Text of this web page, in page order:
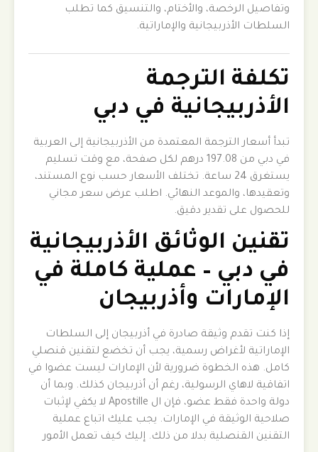
وتفاصيل الرخصة، والأختام، والتنسيق كما تطلب
السلطات الأذربيجانية والإماراتية.
تكلفة الترجمة
الأذربيجانية في دبي
تبدأ أسعار الترجمة المعتمدة من الأذربيجانية إلى العربية
في دبي من 197.08 درهم لكل صفحة، مع وقت تسليم
يستغرق 24 ساعة. تختلف الأسعار حسب نوع المستند،
وتعقيدها، والموعد النهائي. اطلب عرض سعر مجاني
للحصول على تقدير دقيق.
تقنين الوثائق الأذربيجانية
في دبي – عملية كاملة في
الإمارات وأذربيجان
إذا كنت تقدم وثيقة صادرة في أذربيجان إلى السلطات
الإماراتية لأغراض رسمية، يجب أن تخضع لتقنين قنصلي
كامل. هذه الخطوة ضرورية لأن الإمارات ليست عضوا في
اتفاقية لاهاي الرسولية، رغم أن أذربيجان كذلك. وبما أن
دولة واحدة فقط عضو، فإن ال Apostille لا يكفي لإثبات
صلاحية الوثيقة في الإمارات. يجب عليك اتباع عملية
التقنين القنصلية بدلا من ذلك. إليك كيف تعمل الأمور